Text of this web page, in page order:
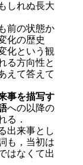
しれぬ長大
前の状態か
化の歴史
化という観
る方向性と
えて答えて
事を描写す
への以降の
る．
出来事とし
も，当初は
はなくて出